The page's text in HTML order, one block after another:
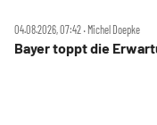
04.08.2026, 07:42 ‧ Michel Doepke
Bayer toppt die